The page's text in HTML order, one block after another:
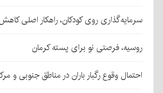
سرمایه‌گذاری روی کودکان، راهکار اصلی
روسیه، فرصتی نو برای پسته کرمان
احتمال وقوع رگبار باران در مناطق جنوبی و